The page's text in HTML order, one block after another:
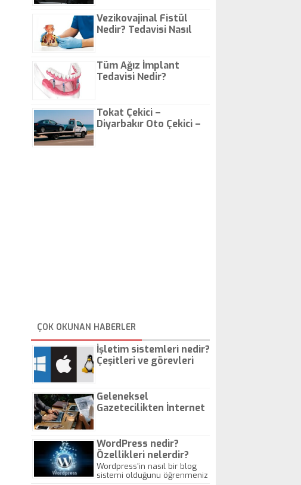
Vezikovajinal Fistül
Nedir? Tedavisi Nasıl
Tüm Ağız İmplant
Tedavisi Nedir?
Tokat Çekici –
Diyarbakır Oto Çekici –
ÇOK OKUNAN HABERLER
İşletim sistemleri nedir?
Çeşitleri ve görevleri
Geleneksel
Gazetecilikten İnternet
WordPress nedir?
Özellikleri nelerdir?
Wordpress'in nasıl bir blog
sistemi olduğunu öğrenmeniz